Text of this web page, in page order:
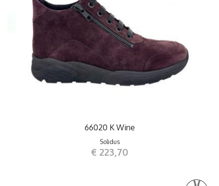
66020 K Wine
Solidus
€ 223,70